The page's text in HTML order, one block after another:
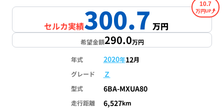
セルカ実績300.7万円
10.7
万円
希望金額290.0万円
年式 2020年12月
グレード
Ｚ
型式 6BA-MXUA80
走行距離 6,527km